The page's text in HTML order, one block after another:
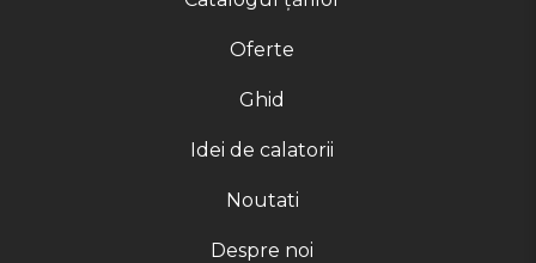
Oferte
Ghid
Idei de calatorii
Noutati
Despre noi